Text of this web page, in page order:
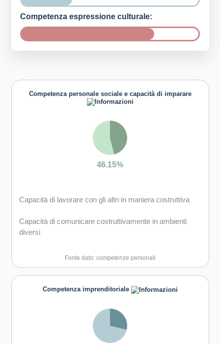
Competenza espressione culturale:
Competenza personale sociale e capacità di imparare
46.15%
Capacità di lavorare con gli altri in maniera costruttiva
Capacità di comunicare costruttivamente in ambienti
diversi
Capacità di creare fiducia e provare empatia
Capacità di esprimere e comprendere punti di vista
Capacità di favorire il proprio benessere fisico ed
Fonte dato: competenze personali
Competenza imprenditoriale